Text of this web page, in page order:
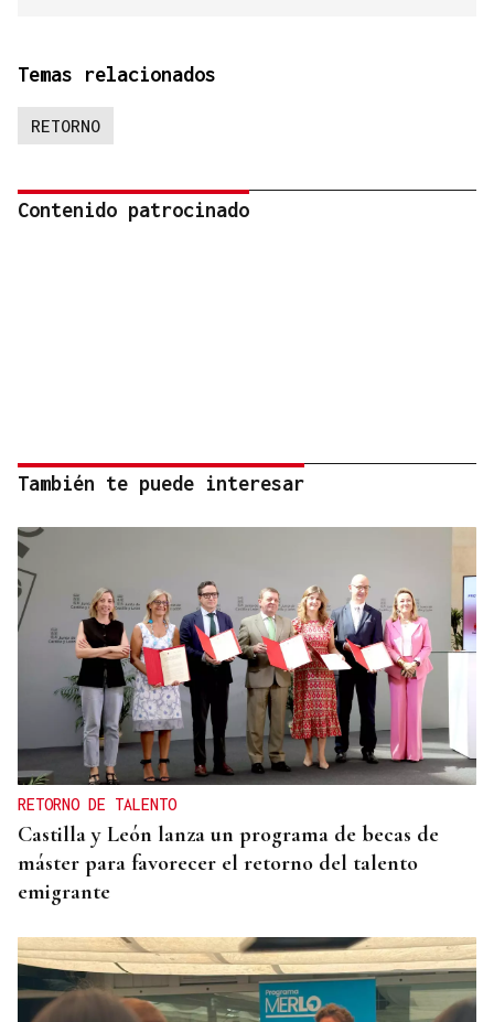
Temas relacionados
RETORNO
Contenido patrocinado
También te puede interesar
RETORNO DE TALENTO
Castilla y León lanza un programa de becas de
máster para favorecer el retorno del talento
emigrante